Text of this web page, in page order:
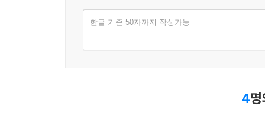
한글 기준 50자까지 작성가능
4